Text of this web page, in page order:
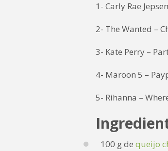
1- Carly Rae
2- The Wanted –
3- Kate Perry –
4- Maroon 5 –
5- Rihanna –
100 g de queijo